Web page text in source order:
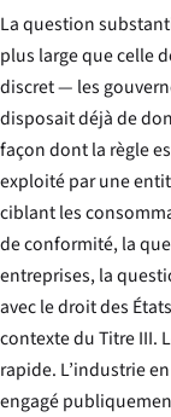
La question
plus large que celle
discret — les
disposait déjà de
façon dont la règle
exploité par une
ciblant les
de conformité, la
entreprises, la
avec le droit des
contexte du Titre III.
rapide. L’industrie
engagé